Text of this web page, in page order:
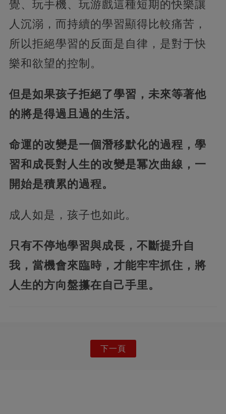
覺、玩手機、玩游戲這種短期的快樂讓
人沉溺，而持續的學習顯得比較痛苦，
所以拒絕學習的反面是自律，是對于快
樂和欲望的控制。
但是如果孩子拒絕了學習，未來等著他
的將是得過且過的生活。
命運的改變是一個潛移默化的過程，學
習和成長對人生的改變是冪次曲線，一
開始是積累的過程。
成人如是，孩子也如此。
只有不停地學習與成長，不斷提升自
我，當機會來臨時，才能牢牢抓住，將
人生的方向盤攥在自己手里。
下一頁